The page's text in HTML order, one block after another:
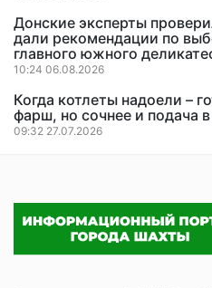
Донские эксперты
дали рекомендации по
главного южного
10:24 06.08.2026
Когда котлеты надоели –
фарш, но сочнее и подача
09:32 27.07.2026